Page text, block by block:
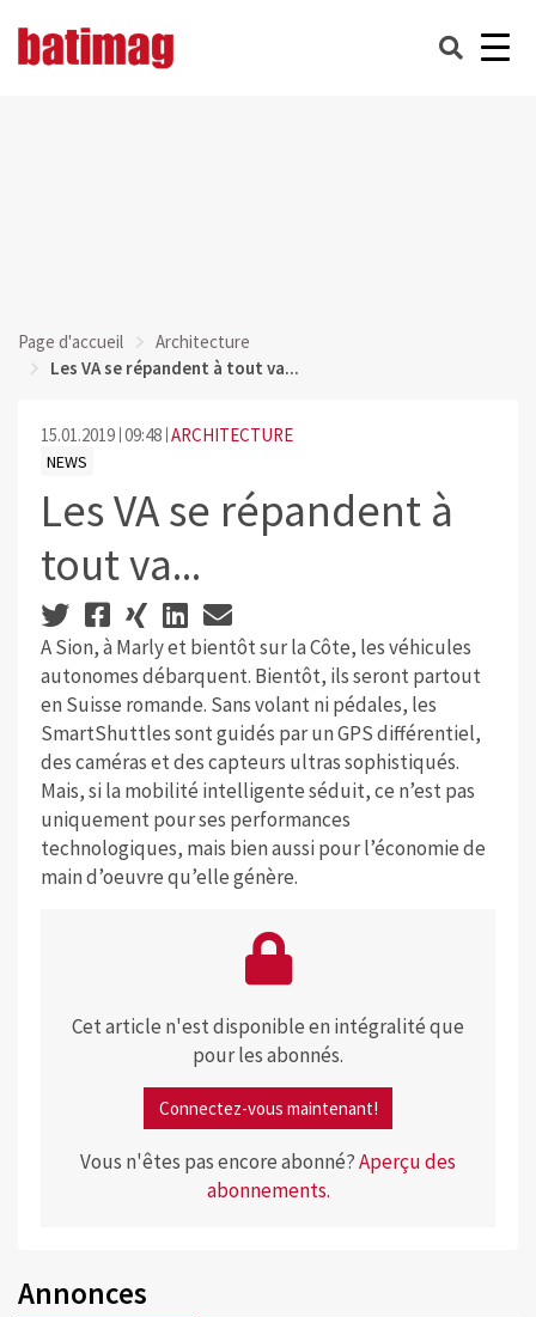
Page d'accueil
Architecture
Les VA se répandent à tout va...
15.01.2019 09:48 ARCHITECTURE
NEWS
Les VA se répandent à
tout va...
A Sion, à Marly et bientôt sur la Côte, les véhicules
autonomes débarquent. Bientôt, ils seront partout
en Suisse romande. Sans volant ni pédales, les
SmartShuttles sont guidés par un GPS différentiel,
des caméras et des capteurs ultras sophistiqués.
Mais, si la mobilité intelligente séduit, ce n’est pas
uniquement pour ses performances
technologiques, mais bien aussi pour l’économie de
main d’oeuvre qu’elle génère.
Cet article n'est disponible en intégralité que
pour les abonnés.
Connectez-vous maintenant!
Vous n'êtes pas encore abonné?Aperçu des
abonnements.
Annonces